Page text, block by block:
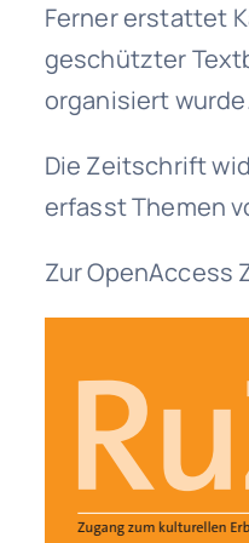
Ferner erstattet
geschützter
organisiert
Die Zeitschrift
erfasst Themen
Zur OpenAccess